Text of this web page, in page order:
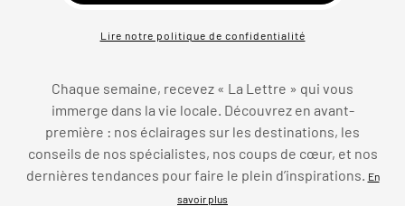
Lire notre politique de confidentialité
Chaque semaine, recevez « La Lettre » qui vous
immerge dans la vie locale. Découvrez en avant-
première : nos éclairages sur les destinations, les
conseils de nos spécialistes, nos coups de cœur, et nos
dernières tendances pour faire le plein d’inspirations. En
savoir plus